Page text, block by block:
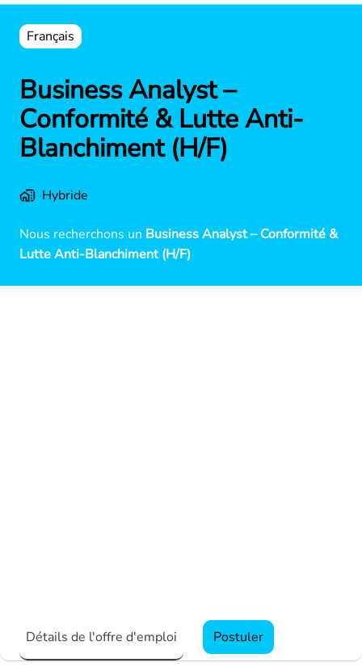
Français
Business Analyst –
Conformité & Lutte Anti-
Blanchiment (H/F)
Hybride
Nous recherchons un Business Analyst – Conformité &
Lutte Anti-Blanchiment (H/F)
Détails de l'offre d'emploi Postuler